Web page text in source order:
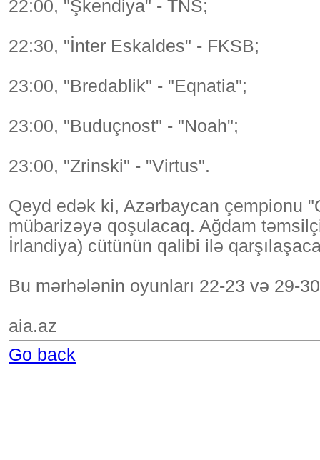
22:00, "Şkendiya" - TNS;
22:30, "İnter Eskaldes" - FKSB;
23:00, "Bredablik" - "Eqnatia";
23:00, "Buduçnost" - "Noah";
23:00, "Zrinski" - "Virtus".
Qeyd edək ki, Azərbaycan çempionu
mübarizəyə qoşulacaq. Ağdam
İrlandiya) cütünün qalibi ilə
Bu mərhələnin oyunları 22-23 və 29-
aia.az
Go back